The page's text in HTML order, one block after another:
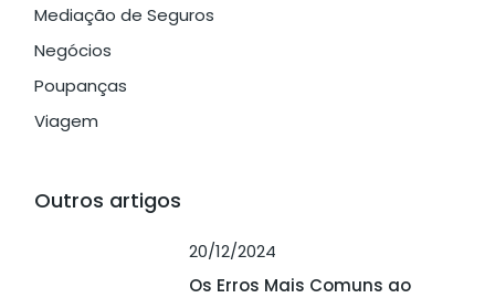
Mediação de Seguros
Negócios
Poupanças
Viagem
Outros artigos
20/12/2024
Os Erros Mais Comuns ao